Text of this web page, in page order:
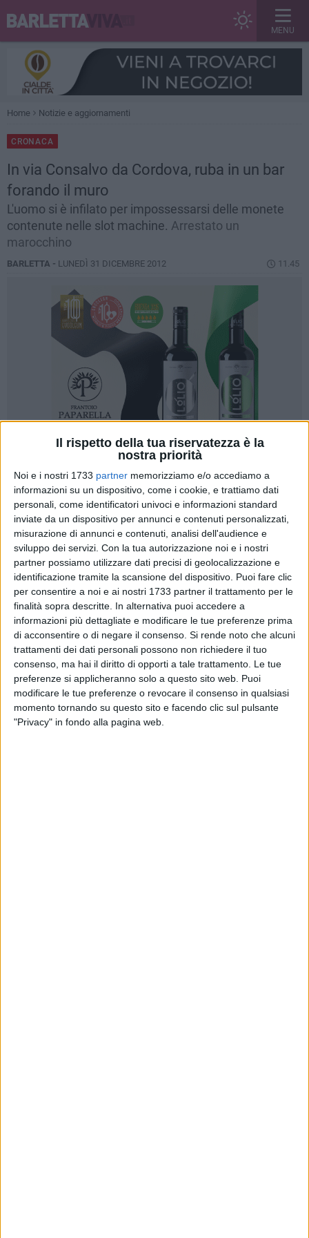
Il rispetto della tua riservatezza è la
nostra priorità
Noi e i nostri 1733 partner memorizziamo e/o accediamo a
informazioni su un dispositivo, come i cookie, e trattiamo dati
personali, come identificatori univoci e informazioni standard
inviate da un dispositivo per annunci e contenuti personalizzati,
misurazione di annunci e contenuti, analisi dell'audience e
sviluppo dei servizi. Con la tua autorizzazione noi e i nostri
partner possiamo utilizzare dati precisi di geolocalizzazione e
identificazione tramite la scansione del dispositivo. Puoi fare clic
per consentire a noi e ai nostri 1733 partner il trattamento per le
finalità sopra descritte. In alternativa puoi accedere a
informazioni più dettagliate e modificare le tue preferenze prima
di acconsentire o di negare il consenso. Si rende noto che alcuni
trattamenti dei dati personali possono non richiedere il tuo
consenso, ma hai il diritto di opporti a tale trattamento. Le tue
preferenze si applicheranno solo a questo sito web. Puoi
modificare le tue preferenze o revocare il consenso in qualsiasi
momento tornando su questo sito e facendo clic sul pulsante
"Privacy" in fondo alla pagina web.
MENU
Home Notizie e aggiornamenti
CRONACA
In via Consalvo da Cordova, ruba in un bar
forando il muro
L'uomo si è infilato per impossessarsi delle monete
contenute nelle slot machine. Arrestato un
marocchino
BARLETTA - LUNEDÌ 31 DICEMBRE 2012 11.45
I Carabinieri del Nucleo Radiomobile della Compagnia di
Barletta hanno arrestato il 30enne marocchino Issam Abid,
noto alle forze dell'ordine, con l'accusa di furto aggravato,
danneggiamento, resistenza a pubblico ufficiale e porto
abusivo di arma bianca.
L'uomo, durante la notte, è stato sorpreso all'interno di un bar
di via Consalvo da Cordova, ove si era introdotto attraverso
un foro praticato ad un muro perimetrale, mentre
s'impossessava delle monete contenute nelle slot machine
ivi installate. Condotto all'esterno del locale e sottoposto a
perquisizione, dopo aver strattonato i militari nel tentativo di